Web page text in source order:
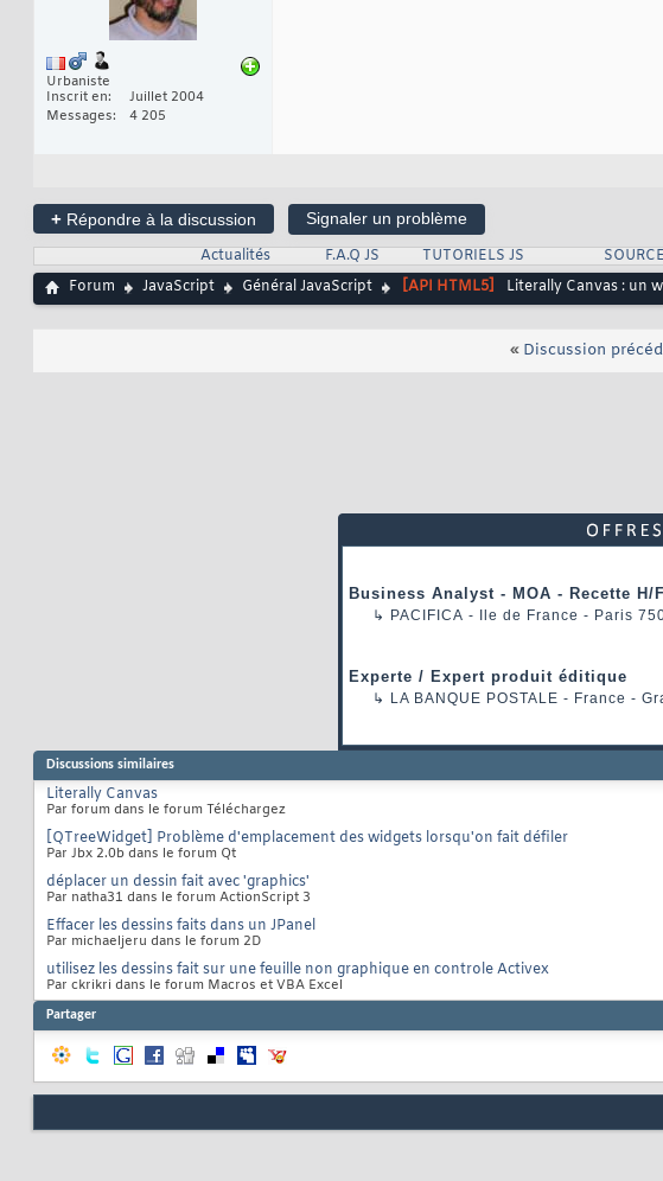
Urbaniste
Inscrit en
Juillet 2004
Messages
4 205
+ Répondre à la discussion
Signaler un problème
Actualités
F.A.Q JS TUTORIELS JS
Forum
JavaScript Général JavaScript [API HTML5] Literally Canvas : un
« Discussion
Business Analyst - MOA - Recette H/F
↳ PACIFICA - Ile de France - Paris
Experte / Expert produit éditique
↳ LA BANQUE POSTALE - France -
Discussions similaires
Literally Canvas
Par forum dans le forum Téléchargez
[QTreeWidget] Problème d'emplacement des widgets lorsqu'on fait défiler
Par Jbx 2.0b dans le forum Qt
déplacer un dessin fait avec 'graphics'
Par natha31 dans le forum ActionScript 3
Effacer les dessins faits dans un JPanel
Par michaeljeru dans le forum 2D
utilisez les dessins fait sur une feuille non graphique en controle Activex
Par ckrikri dans le forum Macros et VBA Excel
Partager